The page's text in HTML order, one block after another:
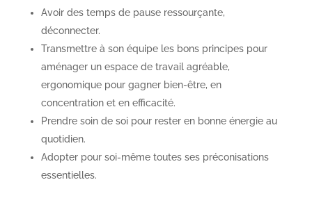
Avoir des temps de pause ressourçante,
déconnecter.
Transmettre à son équipe les bons principes pour
aménager un espace de travail agréable,
ergonomique pour gagner bien-être, en
concentration et en efficacité.
Prendre soin de soi pour rester en bonne énergie au
quotidien.
Adopter pour soi-même toutes ses préconisations
essentielles.